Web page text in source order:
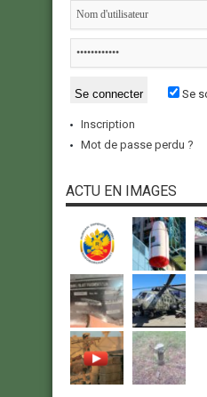
Se
Inscription
Mot de passe perdu ?
ACTU EN IMAGES